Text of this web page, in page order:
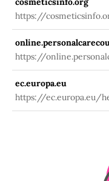
https://
diethyl-phthalate-and-
https://
static/online/lists/cir-
ec.europa.eu
https://ec.europa.eu/
sccp/documents/